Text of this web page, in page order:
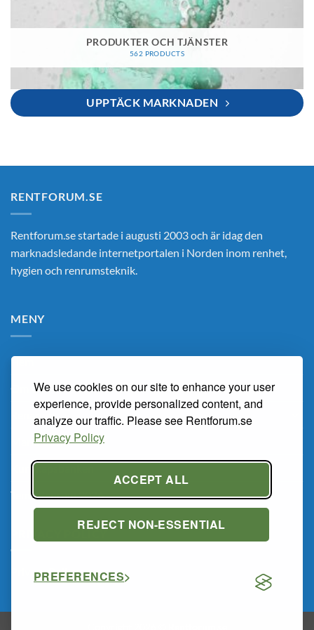
We use cookies on our site to enhance your user
experience, provide personalized content, and
analyze our traffic. Please see Rentforum.se
Privacy Policy
ACCEPT ALL
REJECT NON-ESSENTIAL
PREFERENCES
PRODUKTER OCH TJÄNSTER
562 PRODUCTS
UPPTÄCK MARKNADEN
RENTFORUM.SE
Rentforum.se startade i augusti 2003 och är idag den
marknadsledande internetportalen i Norden inom renhet,
hygien och renrumsteknik.
MENY
Hem
Om Oss
Renarum
Marknaden
Kunskapsbanken
Tema Renrum 2026
PRIVACY POLICY
Privacy Policy